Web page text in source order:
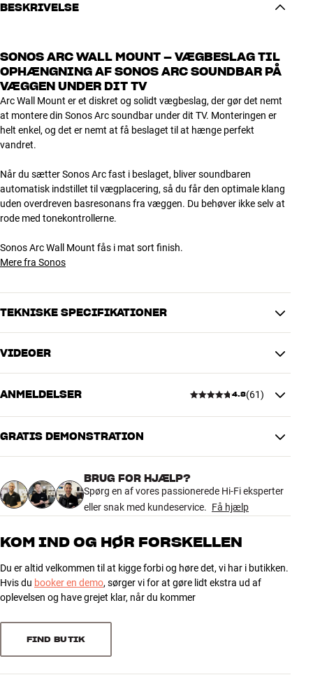
BESKRIVELSE
SONOS ARC WALL MOUNT – VÆGBESLAG TIL
OPHÆNGNING AF SONOS ARC SOUNDBAR PÅ
VÆGGEN UNDER DIT TV
Arc Wall Mount er et diskret og solidt vægbeslag, der gør det nemt
at montere din Sonos Arc soundbar under dit TV. Monteringen er
helt enkel, og det er nemt at få beslaget til at hænge perfekt
vandret.
Når du sætter Sonos Arc fast i beslaget, bliver soundbaren
automatisk indstillet til vægplacering, så du får den optimale klang
uden overdreven basresonans fra væggen. Du behøver ikke selv at
rode med tonekontrollerne.
Sonos Arc Wall Mount fås i mat sort finish.
Mere fra Sonos
TEKNISKE SPECIFIKATIONER
DIMENSIONER OG DESIGN
Vægt (kg)
Mål (emballage)
82 x 4,1 x 0,8 cm (bredde x højde
x dybde)
GENERELLE EGENSKABER
Mål: 82,0 x 4,1 x 0,8 cm (BxHxD)
Farve: Mat sort
VIDEOER
ANMELDELSER 4.8(61)
4.8
61 anmeldelser
3 1
2
Sorter efter
GRATIS DEMONSTRATION
BRUG FOR HJÆLP?
Spørg en af vores passionerede Hi-Fi eksperter
eller snak med kundeservice. Få hjælp
KOM IND OG HØR FORSKELLEN
Du er altid velkommen til at kigge forbi og høre det, vi har i butikken.
Hvis du booker en demo, sørger vi for at gøre lidt ekstra ud af
oplevelsen og have grejet klar, når du kommer
FIND BUTIK